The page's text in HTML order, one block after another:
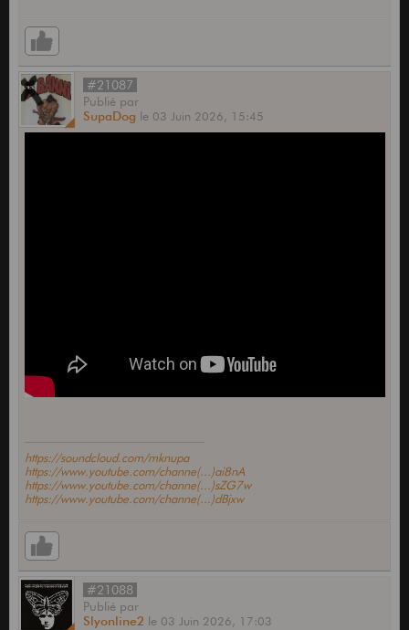
#21087
Publié par
SupaDog le 03 Juin 2026, 15:45
https://soundcloud.com/mknupa
https://www.youtube.com/channe(...)ai8nA
https://www.youtube.com/channe(...)sZG7w
https://www.youtube.com/channe(...)dBjxw
#21088
Publié par
Slyonline2 le 03 Juin 2026, 17:03